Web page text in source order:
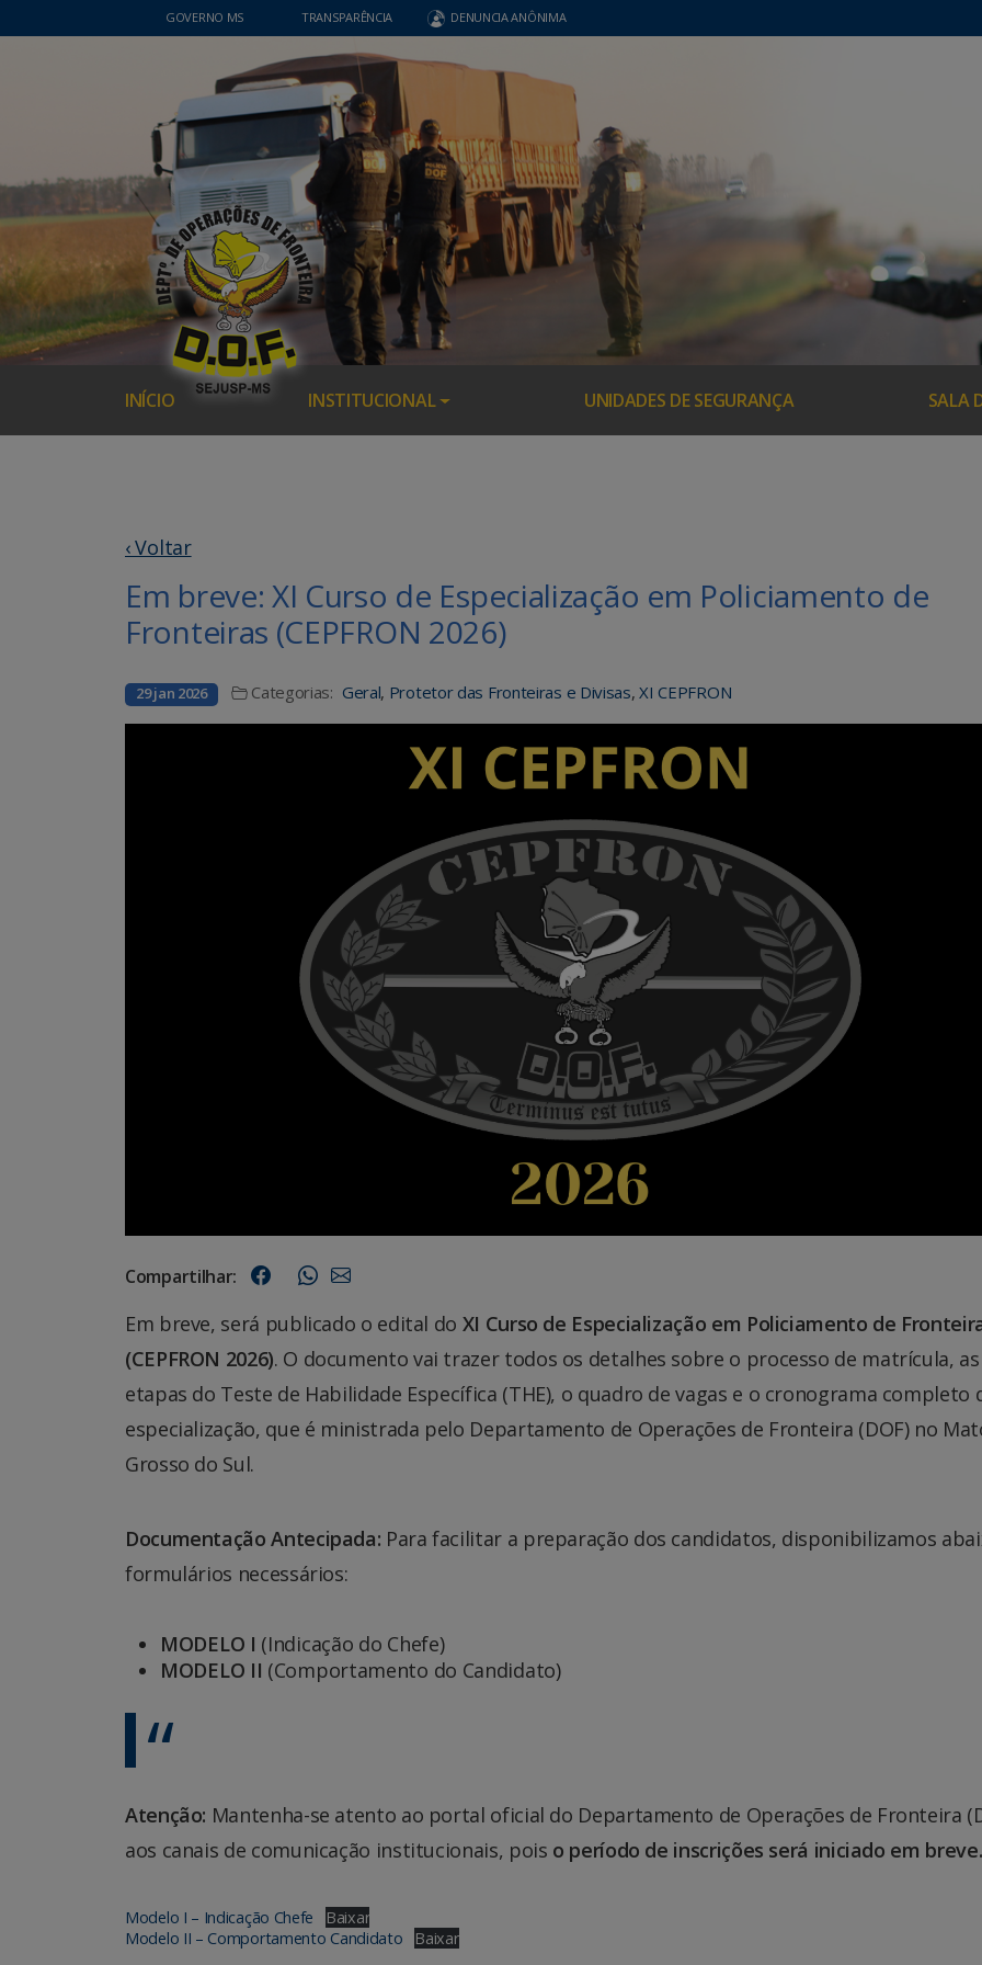
GOVERNO MS TRANSPARÊNCIA DENUNCIA ANÔNIMA
INÍCIO INSTITUCIONAL UNIDADES DE SEGURANÇA SALA
‹ Voltar
Em breve: XI Curso de Especialização em Policiamento de
Fronteiras (CEPFRON 2026)
29 jan 2026 Categorias: Geral, Protetor das Fronteiras e Divisas,XI CEPFRON
Compartilhar:
Em breve, será publicado o edital do XI Curso de Especialização em Policiamento de
(CEPFRON 2026). O documento vai trazer todos os detalhes sobre o processo de matrícula, as
etapas do Teste de Habilidade Específica (THE), o quadro de vagas e o cronograma completo
especialização, que é ministrada pelo Departamento de Operações de Fronteira (DOF) no
Grosso do Sul.
Documentação Antecipada: Para facilitar a preparação dos candidatos, disponibilizamos
formulários necessários:
MODELO I (Indicação do Chefe)
MODELO II (Comportamento do Candidato)
Atenção: Mantenha-se atento ao portal oficial do Departamento de Operações de Fronteira
aos canais de comunicação institucionais, pois o período de inscrições será iniciado em breve.
Modelo I – Indicação Chefe
Baixar
Modelo II – Comportamento Candidato
Baixar